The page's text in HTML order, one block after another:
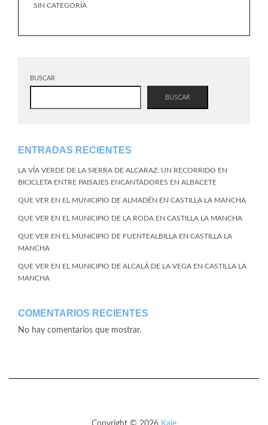
SIN CATEGORÍA
BUSCAR
BUSCAR
ENTRADAS RECIENTES
LA VÍA VERDE DE LA SIERRA DE ALCARAZ: UN RECORRIDO EN
BICICLETA ENTRE PAISAJES ENCANTADORES EN ALBACETE
QUE VER EN EL MUNICIPIO DE ALMADÉN EN CASTILLA LA MANCHA
QUE VER EN EL MUNICIPIO DE LA RODA EN CASTILLA LA MANCHA
QUE VER EN EL MUNICIPIO DE FUENTEALBILLA EN CASTILLA LA
MANCHA
QUE VER EN EL MUNICIPIO DE ALCALÁ DE LA VEGA EN CASTILLA LA
MANCHA
COMENTARIOS RECIENTES
No hay comentarios que mostrar.